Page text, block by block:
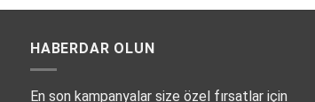
HABERDAR OLUN
En son kampanyalar size özel fırsatlar için